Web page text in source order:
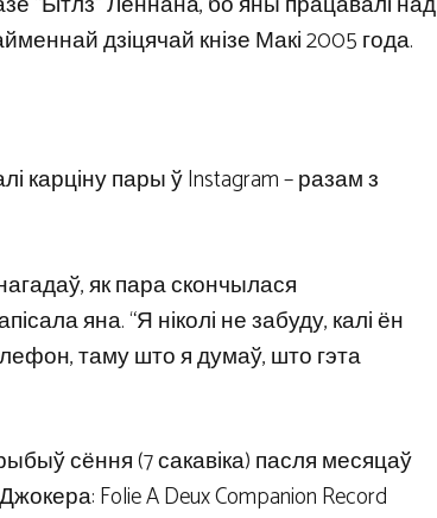
дзіцячай кнізе Макі 2005 года.
карціну пары ў Instagram – разам з
як пара скончылася
яна. “Я ніколі не забуду, калі ён
таму што я думаў, што гэта
сёння (7 сакавіка) пасля месяцаў
Folie A Deux Companion Record